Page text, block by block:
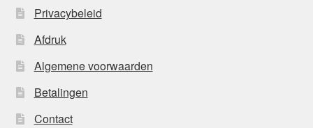
Privacybeleid
Afdruk
Algemene voorwaarden
Betalingen
Contact